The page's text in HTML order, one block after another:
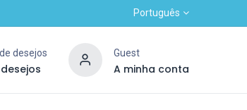
Português
desejos Guest
A minha conta